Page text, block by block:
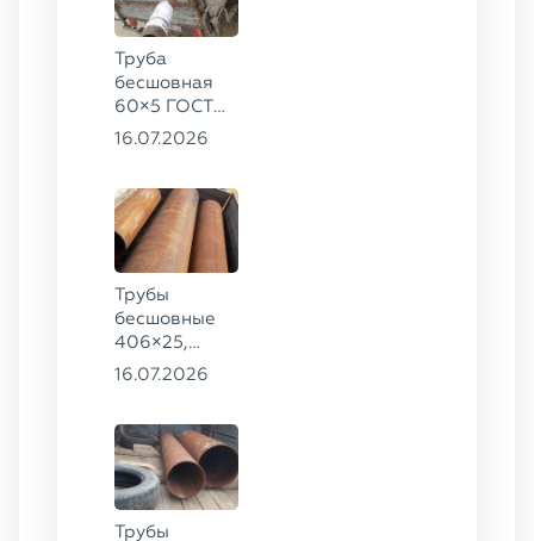
Труба
бесшовная
60×5 ГОСТ
8732-78, ст.
16.07.2026
Трубы
бесшовные
406×25,
325×20,
09Г2С
16.07.2026
Трубы